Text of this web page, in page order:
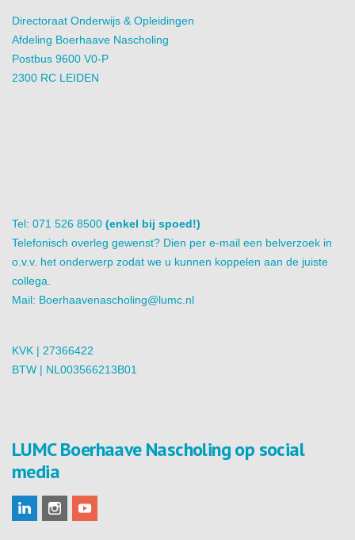
Directoraat Onderwijs & Opleidingen
Afdeling Boerhaave Nascholing
Postbus 9600 V0-P
2300 RC LEIDEN
Tel: 071 526 8500 (enkel bij spoed!)
Telefonisch overleg gewenst? Dien per e-mail een belverzoek in
o.v.v. het onderwerp zodat we u kunnen koppelen aan de juiste
collega.
Mail: Boerhaavenascholing@lumc.nl
KVK | 27366422
BTW | NL003566213B01
LUMC Boerhaave Nascholing op social
media